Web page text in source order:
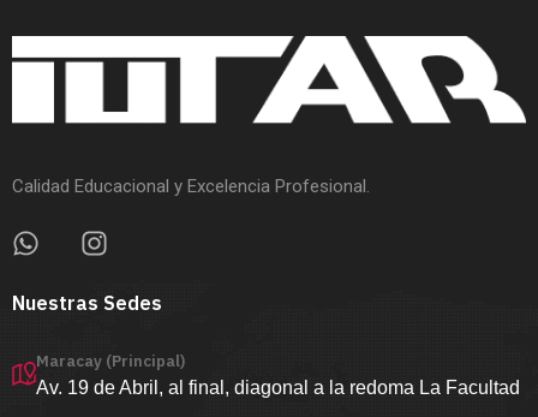
Calidad Educacional y Excelencia Profesional.
Nuestras Sedes
Maracay (Principal)
Av. 19 de Abril, al final, diagonal a la redoma La Facultad